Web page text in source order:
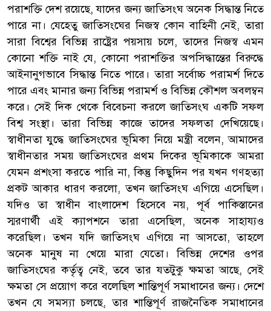
পরাশক্তি দেশ রয়েছে, যাদের জন্য জাতিসংঘ অনেক সিদ্ধান্ত নিতে
পারে না। যেহেতু জাতিসংঘের নিজস্ব কোন বাহিনী নেই, তারা
সারা বিশ্বের বিভিন্ন রাষ্ট্রের পয়সায় চলে, তাদের নিজস্ব এমন
কোনো শক্তি নাই যে, কোনো পরাশক্তির অপসিদ্ধান্তের বিরুদ্ধে
আইনানুগভাবে সিদ্ধান্ত নিতে পারে। তারা সর্বোচ্চ পরামর্শ দিতে
পারে এবং মানার জন্য বিভিন্ন পরামর্শ ও বিভিন্ন কৌশল অবলম্বন
করে। সেই দিক থেকে বিবেচনা করলে জাতিসংঘ একটি সফল
বিশ্ব সংস্থা। তারা বিভিন্ন কাজে তাদের সফলতা দেখিয়েছে।
স্বাধীনতা যুদ্ধে জাতিসংঘের ভূমিকা নিয়ে মন্ত্রী বলেন, আমাদের
স্বাধীনতার সময় জাতিসংঘের প্রথম দিকের ভূমিকাকে আমরা
যেমন প্রশংসা করতে পারি না, কিন্তু কিছুদিন পর যখন গণহত্যা
প্রকট আকার ধারণ করলো, তখন জাতিসংঘ এগিয়ে এসেছিল।
যদিও তা স্বাধীন বাংলাদেশ হিসেবে নয়, পূর্ব পাকিস্তানের
স্মরণার্থী এই ক্যাপশনে তারা এসেছিল, অনেক সাহায্যও
করেছিল। তখন যদি জাতিসংঘ এগিয়ে না আসতো, তাহলে
অনেক মানুষ না খেয়ে মারা যেতো। বিভিন্ন দেশের ওপর
জাতিসংঘের কর্তৃত্ব নেই, তবে তার যতটুকু ক্ষমতা আছে, সেই
ক্ষমতা সে প্রয়োগ করে বলেছিল শান্তিপূর্ণ সমাধানের জন্য। দেশে
তখন যে সমস্যা চলছে, তার শান্তিপূর্ণ রাজনৈতিক সমাধানের